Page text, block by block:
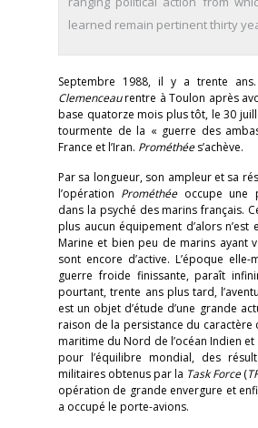
learned remain pertinent thirty
Septembre 1988, il y a trente
Clemenceaurentre à Toulon après
base quatorze mois plus tôt, le 30
tourmente de la « guerre des
France et l’Iran. Prométhées’achève.
Par sa longueur, son ampleur et sa
l’opération Prométhéeoccupe une
dans la psyché des marins français.
plus aucun équipement d’alors n’est
Marine et bien peu de marins ayant
sont encore d’active. L’époque
guerre froide finissante, paraît
pourtant, trente ans plus tard,
est un objet d’étude d’une grande
raison de la persistance du caractère
maritime du Nord de l’océan Indien
pour l’équilibre mondial, des
militaires obtenus par la Task Force(TF
opération de grande envergure et
a occupé le porte-avions.